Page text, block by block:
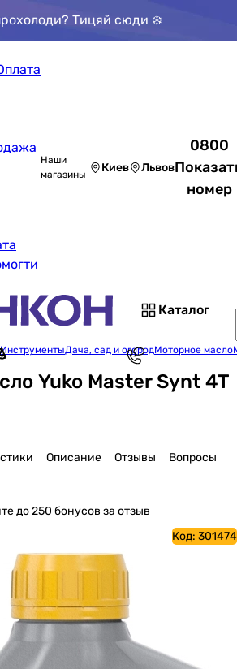
Тицяй сюди ❄️
Наши
магазины
Киев Львов
0800
номер
Каталог
ИнструментыДача, сад и огородМоторное масло
Yuko Master Synt 4T
Описание Отзывы Вопросы
до 250 бонусов за отзыв
Код: 301474